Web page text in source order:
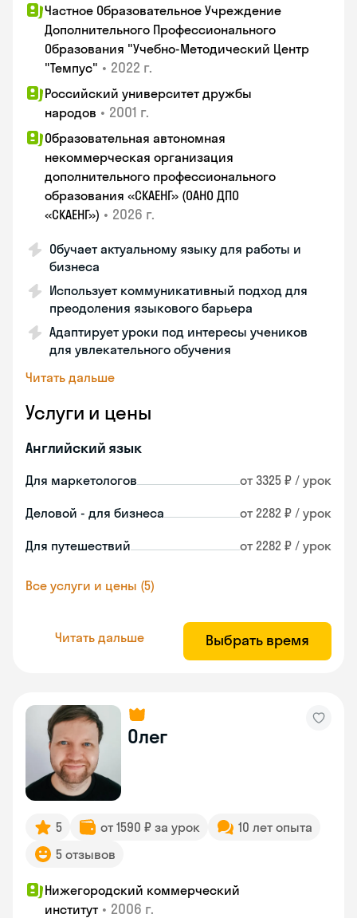
Частное Образовательное Учреждение
Дополнительного Профессионального
Образования "Учебно-Методический Центр
"Темпус" • 2022 г.
Российский университет дружбы
народов • 2001 г.
Образовательная автономная
некоммерческая организация
дополнительного профессионального
образования «СКАЕНГ» (ОАНО ДПО
«СКАЕНГ») • 2026 г.
Обучает актуальному языку для работы и
бизнеса
Использует коммуникативный подход для
преодоления языкового барьера
Адаптирует уроки под интересы учеников
для увлекательного обучения
Читать дальше
Услуги и цены
Английский язык
Для маркетологов от 3325 ₽ / урок
Деловой - для бизнеса от 2282 ₽ / урок
Для путешествий от 2282 ₽ / урок
Все услуги и цены (5)
Читать дальше Выбрать время
Олег
5 от 1590 ₽ за урок
10 лет опыта
5 отзывов
Нижегородский коммерческий
институт • 2006 г.